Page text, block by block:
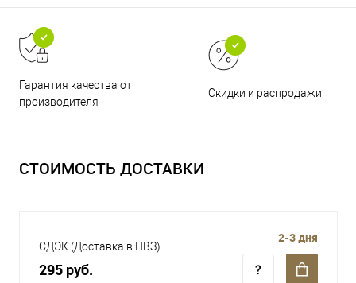
Гарантия качества от
производителя
Скидки и распродажи
СТОИМОСТЬ ДОСТАВКИ
СДЭК (Доставка в ПВЗ)
295 руб.
2-3 дня